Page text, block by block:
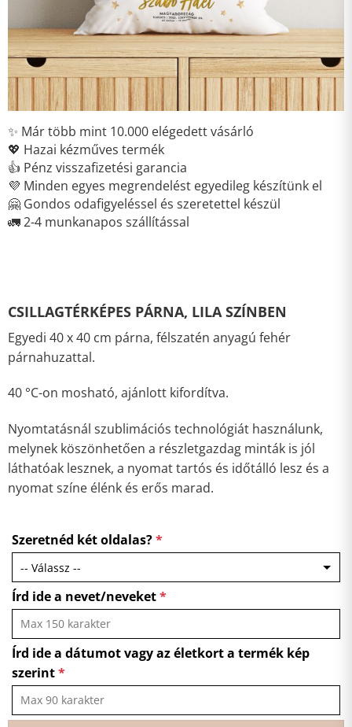
✨ Már több mint 10.000 elégedett vásárló
💖 Hazai kézműves termék
👍 Pénz visszafizetési garancia
💜 Minden egyes megrendelést egyedileg készítünk el
🤗 Gondos odafigyeléssel és szeretettel készül
🚛 2-4 munkanapos szállítással
CSILLAGTÉRKÉPES PÁRNA, LILA SZÍNBEN
Egyedi 40 x 40 cm párna, félszatén anyagú fehér
párnahuzattal.
40 °C-on mosható, ajánlott kifordítva.
Nyomtatásnál szublimációs technológiát használunk,
melynek köszönhetően a részletgazdag minták is jól
láthatóak lesznek, a nyomat tartós és időtálló lesz és a
nyomat színe élénk és erős marad.
Szeretnéd két oldalas?*
Írd ide a nevet/neveket*
Írd ide a dátumot vagy az életkort a termék kép
szerint*